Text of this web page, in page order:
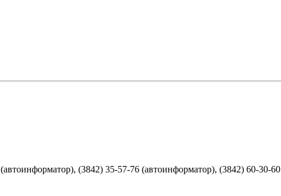
(3842) 35-57-76 (автоинформатор), (3842) 60-30-60